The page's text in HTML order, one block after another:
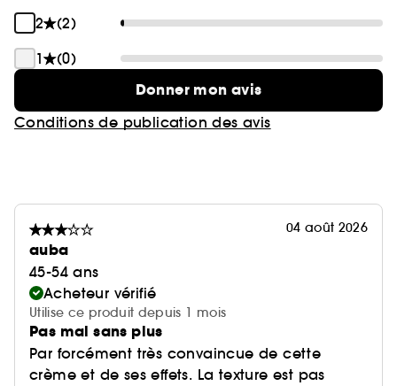
2
(2)
1
(0)
Donner mon avis
Conditions de publication des avis
04 août 2026
auba
45-54 ans
Acheteur vérifié
Utilise ce produit depuis 1 mois
Pas mal sans plus
Par forcément très convaincue de cette
crème et de ses effets. La texture est pas